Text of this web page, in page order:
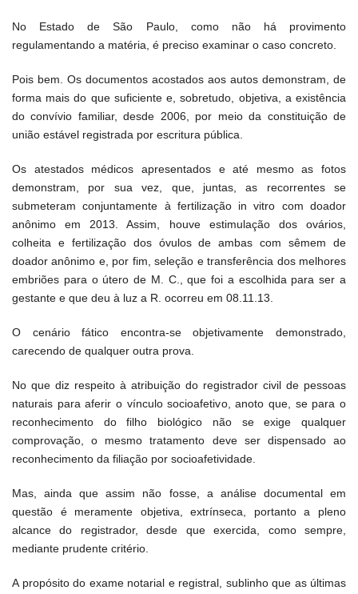
No Estado de São Paulo, como não há provimento
regulamentando a matéria, é preciso examinar o caso concreto.
Pois bem. Os documentos acostados aos autos demonstram, de
forma mais do que suficiente e, sobretudo, objetiva, a existência
do convívio familiar, desde 2006, por meio da constituição de
união estável registrada por escritura pública.
Os atestados médicos apresentados e até mesmo as fotos
demonstram, por sua vez, que, juntas, as recorrentes se
submeteram conjuntamente à fertilização in vitro com doador
anônimo em 2013. Assim, houve estimulação dos ovários,
colheita e fertilização dos óvulos de ambas com sêmem de
doador anônimo e, por fim, seleção e transferência dos melhores
embriões para o útero de M. C., que foi a escolhida para ser a
gestante e que deu à luz a R. ocorreu em 08.11.13.
O cenário fático encontra-se objetivamente demonstrado,
carecendo de qualquer outra prova.
No que diz respeito à atribuição do registrador civil de pessoas
naturais para aferir o vínculo socioafetivo, anoto que, se para o
reconhecimento do filho biológico não se exige qualquer
comprovação, o mesmo tratamento deve ser dispensado ao
reconhecimento da filiação por socioafetividade.
Mas, ainda que assim não fosse, a análise documental em
questão é meramente objetiva, extrínseca, portanto a pleno
alcance do registrador, desde que exercida, como sempre,
mediante prudente critério.
A propósito do exame notarial e registral, sublinho que as últimas